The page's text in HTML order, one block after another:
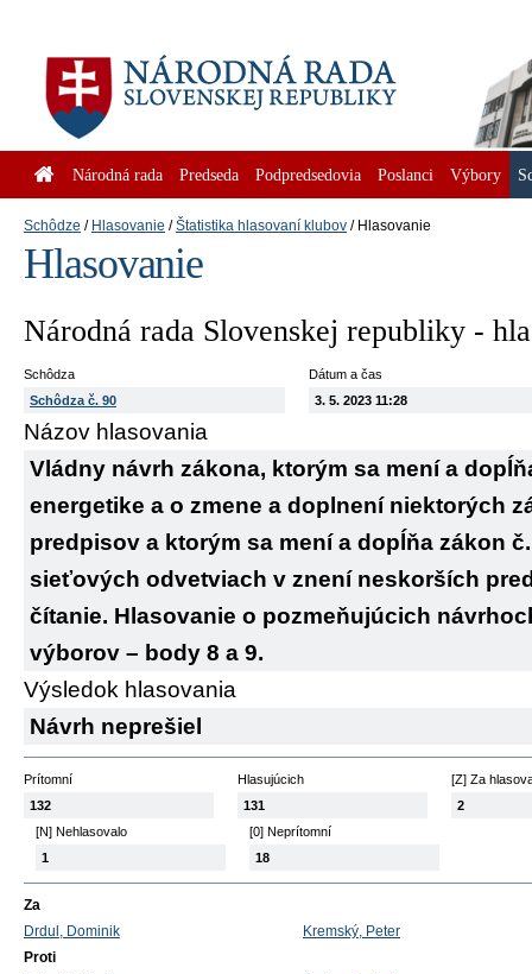
Národná rada Predseda Podpredsedovia Poslanci Výbory
Schôdze Hlasovanie Štatistika hlasovaní klubov Hlasovanie
Hlasovanie
Národná rada Slovenskej republiky -
Schôdza
Schôdza č. 90
Dátum a čas
3. 5. 2023 11:28
Názov hlasovania
Vládny návrh zákona, ktorým sa mení a
energetike a o zmene a doplnení niektorých
predpisov a ktorým sa mení a dopĺňa zákon
sieťových odvetviach v znení neskorších
čítanie. Hlasovanie o pozmeňujúcich
výborov – body 8 a 9.
Výsledok hlasovania
Návrh neprešiel
Prítomní
132
Hlasujúcich
131
[Z] Za
2
[N] Nehlasovalo
1
[0] Neprítomní
18
Za
Drdul, Dominik
Kremský, Peter
Proti